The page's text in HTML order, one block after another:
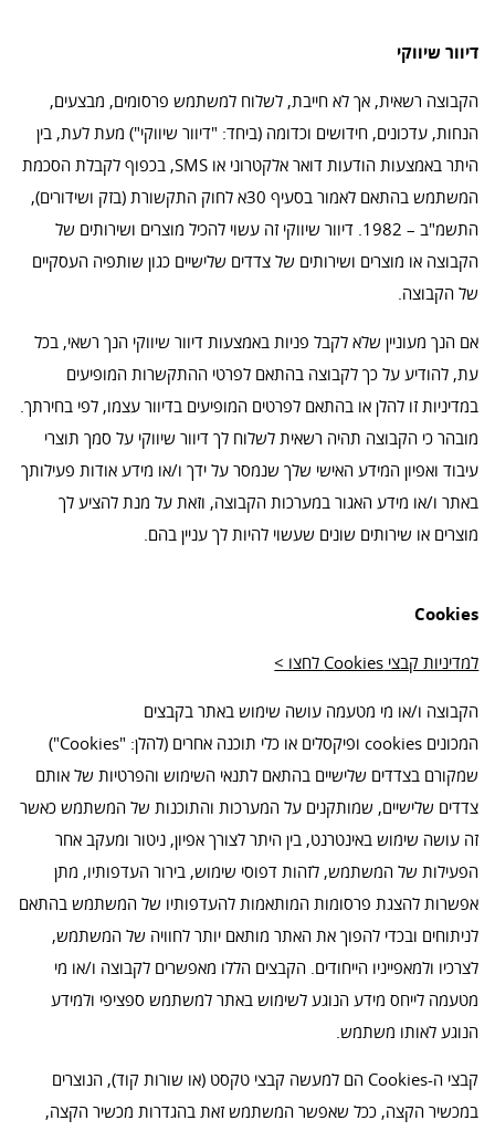
דיוור שיווקי
הקבוצה רשאית, אך לא חייבת, לשלוח למשתמש פרסומים, מבצעים,
הנחות, עדכונים, חידושים וכדומה (ביחד: "דיוור שיווקי") מעת לעת, בין
היתר באמצעות הודעות דואר אלקטרוני או SMS, בכפוף לקבלת הסכמת
המשתמש בהתאם לאמור בסעיף 30א לחוק התקשורת (בזק ושידורים),
התשמ"ב – 1982. דיוור שיווקי זה עשוי להכיל מוצרים ושירותים של
הקבוצה או מוצרים ושירותים של צדדים שלישיים כגון שותפיה העסקיים
של הקבוצה.
אם הנך מעוניין שלא לקבל פניות באמצעות דיוור שיווקי הנך רשאי, בכל
עת, להודיע על כך לקבוצה בהתאם לפרטי ההתקשרות המופיעים
במדיניות זו להלן או בהתאם לפרטים המופיעים בדיוור עצמו, לפי בחירתך.
מובהר כי הקבוצה תהיה רשאית לשלוח לך דיוור שיווקי על סמך תוצרי
עיבוד ואפיון המידע האישי שלך שנמסר על ידך ו/או מידע אודות פעילותך
באתר ו/או מידע האגור במערכות הקבוצה, וזאת על מנת להציע לך
מוצרים או שירותים שונים שעשוי להיות לך עניין בהם.
Cookies
למדיניות קבצי Cookies לחצו >
הקבוצה ו/או מי מטעמה עושה שימוש באתר בקבצים
המכונים cookies ופיקסלים או כלי תוכנה אחרים (להלן: "Cookies")
שמקורם בצדדים שלישיים בהתאם לתנאי השימוש והפרטיות של אותם
צדדים שלישיים, שמותקנים על המערכות והתוכנות של המשתמש כאשר
זה עושה שימוש באינטרנט, בין היתר לצורך אפיון, ניטור ומעקב אחר
הפעילות של המשתמש, לזהות דפוסי שימוש, בירור העדפותיו, מתן
אפשרות להצגת פרסומות המותאמות להעדפותיו של המשתמש בהתאם
לניתוחים ובכדי להפוך את האתר מותאם יותר לחוויה של המשתמש,
לצרכיו ולמאפייניו הייחודים. הקבצים הללו מאפשרים לקבוצה ו/או מי
מטעמה לייחס מידע הנוגע לשימוש באתר למשתמש ספציפי ולמידע
הנוגע לאותו משתמש.
קבצי ה-Cookies הם למעשה קבצי טקסט (או שורות קוד), הנוצרים
במכשיר הקצה, ככל שאפשר המשתמש זאת בהגדרות מכשיר הקצה,